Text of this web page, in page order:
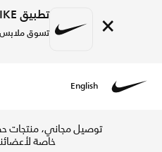
× تطبيق NIKE هنا!
تسوق ملابس
English
توصيل مجاني، منتجات
خاصة